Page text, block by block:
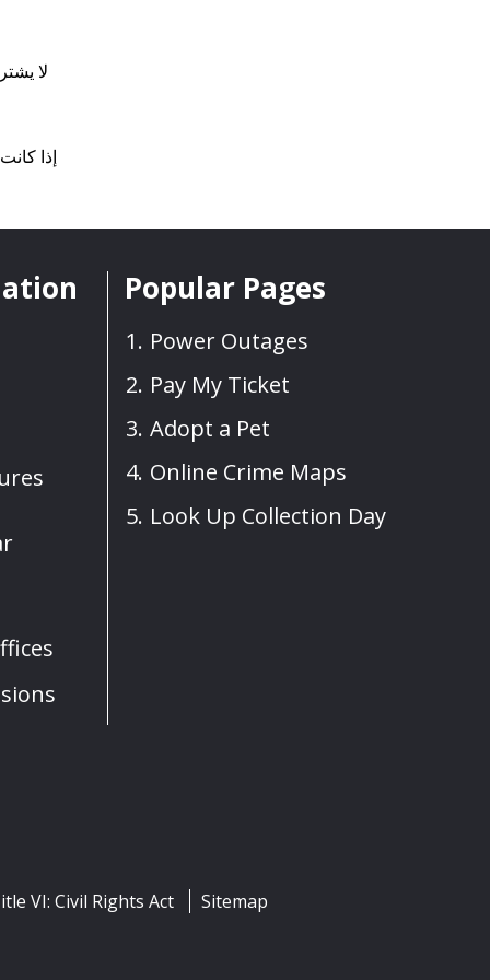
لا
إذا
Popular Pages
Power Outages
Pay My Ticket
Adopt a Pet
Online Crime Maps
Look Up Collection Day
VI: Civil Rights Act Sitemap